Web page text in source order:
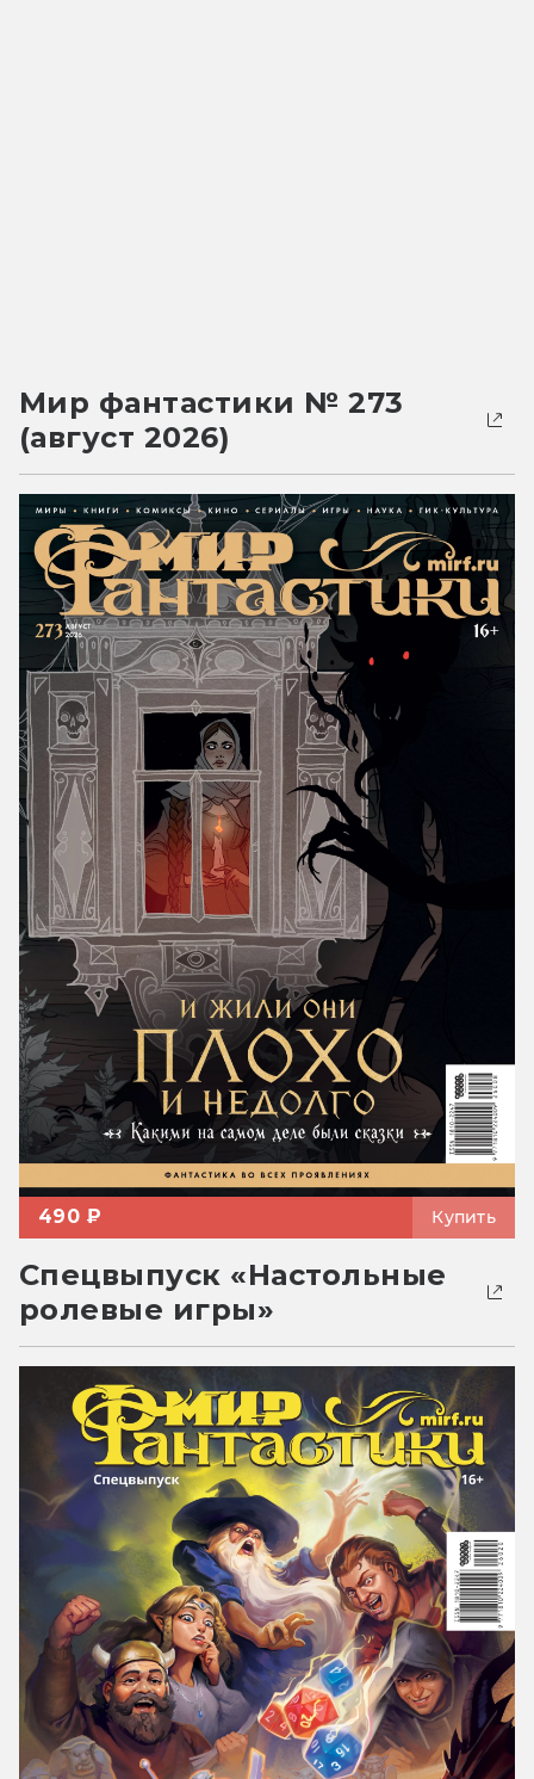
Мир фантастики № 273
(август 2026)
490 ₽ Купить
Спецвыпуск «Настольные
ролевые игры»